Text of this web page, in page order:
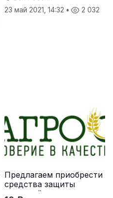
23 май 2021, 14:32 • 2 032
Предлагаем приобрести
средства защиты
растений от ведущих